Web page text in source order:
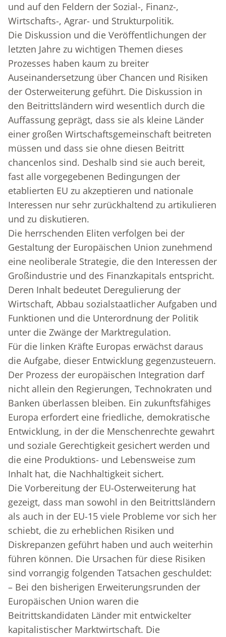
und auf den Feldern der Sozial-, Finanz-,
Wirtschafts-, Agrar- und Strukturpolitik.
Die Diskussion und die Veröffentlichungen der
letzten Jahre zu wichtigen Themen dieses
Prozesses haben kaum zu breiter
Auseinandersetzung über Chancen und Risiken
der Osterweiterung geführt. Die Diskussion in
den Bei­trittsländern wird wesentlich durch die
Auffassung geprägt, dass sie als kleine Länder
einer großen Wirtschaftsgemeinschaft beitreten
müssen und dass sie ohne diesen Beitritt
chancenlos sind. Deshalb sind sie auch bereit,
fast alle vorgegebenen Bedingungen der
etablierten EU zu akzeptieren und nationale
Interessen nur sehr zurückhaltend zu artikulieren
und zu diskutieren.
Die herrschenden Eliten verfolgen bei der
Gestaltung der Europäischen Union zunehmend
eine neoliberale Strategie, die den Interessen der
Großindustrie und des Finanzkapitals entspricht.
Deren Inhalt bedeutet Deregulierung der
Wirtschaft, Abbau sozialstaatlicher Aufgaben und
Funktionen und die Unterordnung der Politik
unter die Zwänge der Marktregulation.
Für die linken Kräfte Europas erwächst daraus
die Aufgabe, dieser Entwicklung gegenzusteuern.
Der Prozess der europäischen Integration darf
nicht allein den Regierungen, Technokraten und
Banken überlassen bleiben. Ein zukunftsfähiges
Europa erfordert eine friedliche, demokratische
Entwicklung, in der die Menschenrechte gewahrt
und soziale Gerechtigkeit gesichert werden und
die eine Produktions- und Lebensweise zum
Inhalt hat, die Nachhaltigkeit sichert.
Die Vorbereitung der EU-Osterweiterung hat
gezeigt, dass man sowohl in den Beitrittsländern
als auch in der EU-15 viele Probleme vor sich her
schiebt, die zu erheblichen Risiken und
Diskrepanzen geführt haben und auch weiterhin
führen können. Die Ursachen für diese Risiken
sind vorrangig folgenden Tatsachen geschuldet:
– Bei den bisherigen Erweiterungsrunden der
Europäischen Union waren die
Beitrittskandidaten Länder mit entwickelter
kapitalistischer Marktwirtschaft. Die